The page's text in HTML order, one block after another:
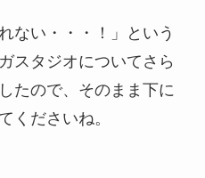
ない・・・！」という
スタジオについてさら
たので、そのまま下に
くださいね。